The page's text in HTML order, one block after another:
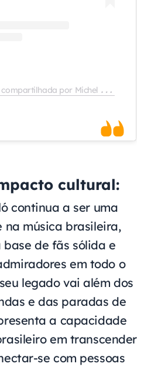
U
ma publicação compartilhada por Michel Teló (@micheltelo)
cultural:
continua a ser uma
música brasileira,
de fãs sólida e
em todo o
legado vai além dos
e das paradas de
a capacidade
em transcender
se com pessoas